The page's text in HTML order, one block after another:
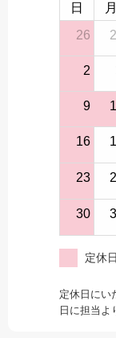
日 月
26
2
9
16
23
30
定休日
定休日にい
日に担当よ